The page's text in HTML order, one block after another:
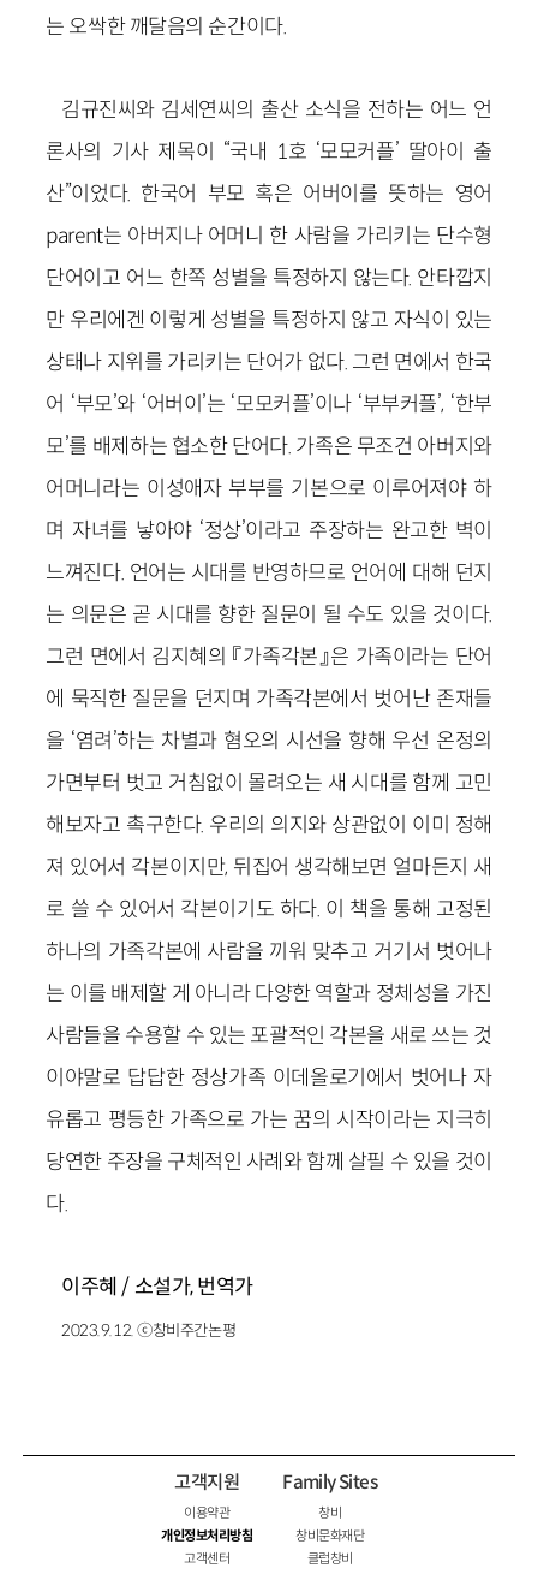
는 오싹한 깨달음의 순간이다.
김규진씨와 김세연씨의 출산 소식을 전하는 어느 언
론사의 기사 제목이 “국내 1호 ‘모모커플’ 딸아이 출
산”이었다. 한국어 부모 혹은 어버이를 뜻하는 영어
parent는 아버지나 어머니 한 사람을 가리키는 단수형
단어이고 어느 한쪽 성별을 특정하지 않는다. 안타깝지
만 우리에겐 이렇게 성별을 특정하지 않고 자식이 있는
상태나 지위를 가리키는 단어가 없다. 그런 면에서 한국
어 ‘부모’와 ‘어버이’는 ‘모모커플’이나 ‘부부커플’, ‘한부
모’를 배제하는 협소한 단어다. 가족은 무조건 아버지와
어머니라는 이성애자 부부를 기본으로 이루어져야 하
며 자녀를 낳아야 ‘정상’이라고 주장하는 완고한 벽이
느껴진다. 언어는 시대를 반영하므로 언어에 대해 던지
는 의문은 곧 시대를 향한 질문이 될 수도 있을 것이다.
그런 면에서 김지혜의 『가족각본』은 가족이라는 단어
에 묵직한 질문을 던지며 가족각본에서 벗어난 존재들
을 ‘염려’하는 차별과 혐오의 시선을 향해 우선 온정의
가면부터 벗고 거침없이 몰려오는 새 시대를 함께 고민
해보자고 촉구한다. 우리의 의지와 상관없이 이미 정해
져 있어서 각본이지만, 뒤집어 생각해보면 얼마든지 새
로 쓸 수 있어서 각본이기도 하다. 이 책을 통해 고정된
하나의 가족각본에 사람을 끼워 맞추고 거기서 벗어나
는 이를 배제할 게 아니라 다양한 역할과 정체성을 가진
사람들을 수용할 수 있는 포괄적인 각본을 새로 쓰는 것
이야말로 답답한 정상가족 이데올로기에서 벗어나 자
유롭고 평등한 가족으로 가는 꿈의 시작이라는 지극히
당연한 주장을 구체적인 사례와 함께 살필 수 있을 것이
다.
이주혜 / 소설가,번역가
2023.9.12. ⓒ창비주간논평
고객지원
이용약관
개인정보처리방침
고객센터
Family Sites
창비
창비문화재단
클럽창비